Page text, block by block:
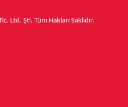
Ltd. Şti. Tüm Hakları Saklıdır.